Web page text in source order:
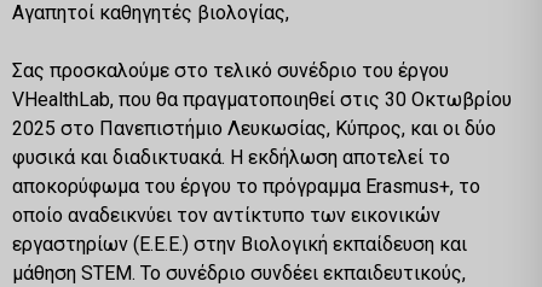
Αγαπητοί καθηγητές βιολογίας,
Σας προσκαλούμε στο τελικό συνέδριο του έργου
VHealthLab, που θα πραγματοποιηθεί στις 30 Οκτωβρίου
2025 στο Πανεπιστήμιο Λευκωσίας, Κύπρος, και οι δύο
φυσικά και διαδικτυακά. Η εκδήλωση αποτελεί το
αποκορύφωμα του έργου το πρόγραμμα Erasmus+, το
οποίο αναδεικνύει τον αντίκτυπο των εικονικών
εργαστηρίων (Ε.Ε.Ε.) στην Βιολογική εκπαίδευση και
μάθηση STEM. Το συνέδριο συνδέει εκπαιδευτικούς,